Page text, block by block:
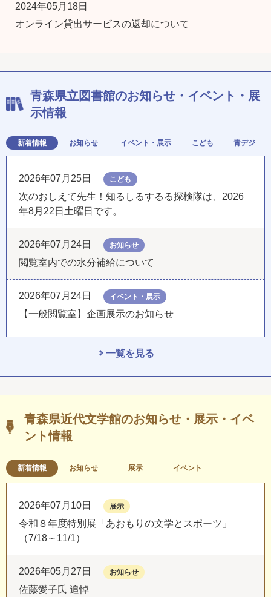
2024年05月18日
オンライン貸出サービスの返却について
青森県立図書館のお知らせ・イベント・展
示情報
新着情報 お知らせ イベント・展示 こども 青デジ
2026年07月25日 こども
次のおしえて先生！知るしるするる探検隊は、2026
年8月22日土曜日です。
2026年07月24日 お知らせ
閲覧室内での水分補給について
2026年07月24日 イベント・展示
【一般閲覧室】企画展示のお知らせ
一覧を見る
青森県近代文学館のお知らせ・展示・イベ
ント情報
新着情報 お知らせ 展示 イベント
2026年07月10日 展示
令和８年度特別展「あおもりの文学とスポーツ」
（7/18～11/1）
2026年05月27日 お知らせ
佐藤愛子氏 追悼